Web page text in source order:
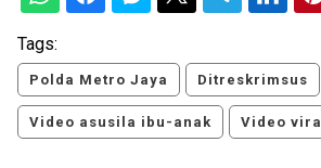
Tags:
Polda Metro Jaya Ditreskrimsus
Video asusila ibu-anak Video viral